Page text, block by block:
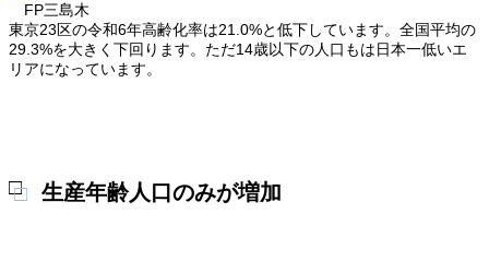
FP三島木
東京23区の令和6年高齢化率は21.0%と低下しています。全国平均の
29.3%を大きく下回ります。ただ14歳以下の人口もは日本一低いエ
リアになっています。
生産年齢人口のみが増加